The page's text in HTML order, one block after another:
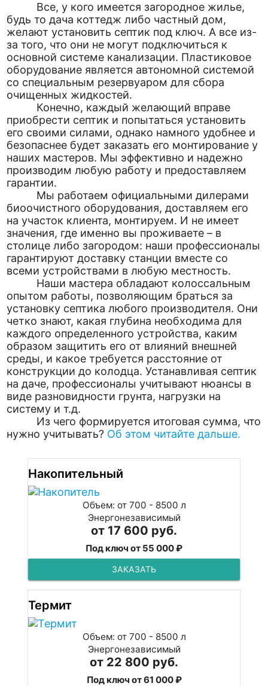
Все, у кого имеется загородное жилье,
будь то дача коттедж либо частный дом,
желают установить септик под ключ. А все из-
за того, что они не могут подключиться к
основной системе канализации. Пластиковое
оборудование является автономной системой
со специальным резервуаром для сбора
очищенных жидкостей.
Конечно, каждый желающий вправе
приобрести септик и попытаться установить
его своими силами, однако намного удобнее и
безопаснее будет заказать его монтирование у
наших мастеров. Мы эффективно и надежно
производим любую работу и предоставляем
гарантии.
Мы работаем официальными дилерами
биоочистного оборудования, доставляем его
на участок клиента, монтируем. И не имеет
значения, где именно вы проживаете – в
столице либо загородом: наши профессионалы
гарантируют доставку станции вместе со
всеми устройствами в любую местность.
Наши мастера обладают колоссальным
опытом работы, позволяющим браться за
установку септика любого производителя. Они
четко знают, какая глубина необходима для
каждого определенного устройства, каким
образом защитить его от влияний внешней
среды, и какое требуется расстояние от
конструкции до колодца. Устанавливая септик
на даче, профессионалы учитывают нюансы в
виде разновидности грунта, нагрузки на
систему и т.д.
Из чего формируется итоговая сумма, что
нужно учитывать? Об этом читайте дальше.
Накопительный
Объем: от 700 - 8500 л
Энергонезависимый
от 17 600 руб.
Под ключ от 55 000 ₽
ЗАКАЗАТЬ
Термит
Объем: от 700 - 8500 л
Энергонезависимый
от 22 800 руб.
Под ключ от 61 000 ₽